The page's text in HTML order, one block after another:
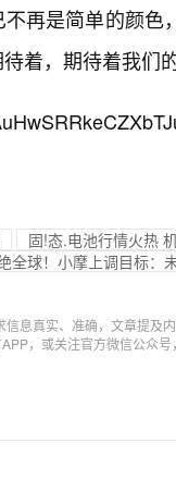
再是简单的颜
着，期待着我们
固!态.电池行情火热
全球！小摩上调目标：
信息真实、准确，文章提及
APP，或关注官方微信公众